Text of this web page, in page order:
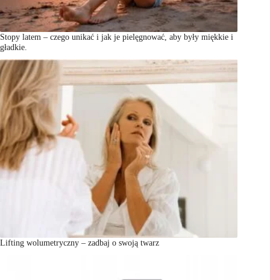
Stopy latem – czego unikać i jak je pielęgnować, aby były miękkie i
gładkie.
Lifting wolumetryczny – zadbaj o swoją twarz